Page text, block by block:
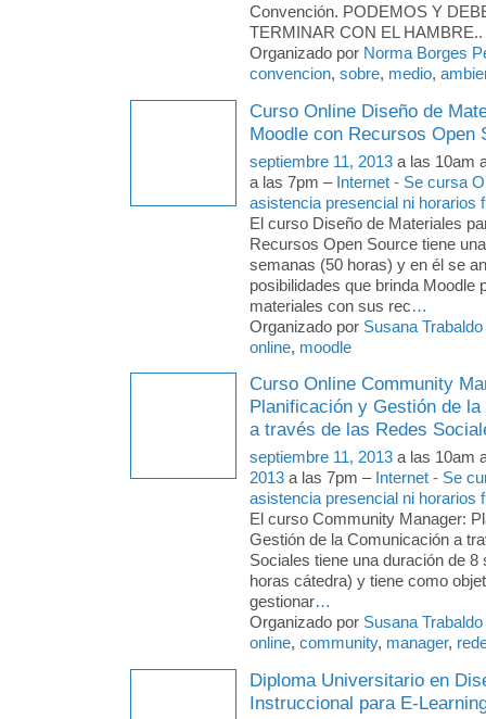
Convención. PODEMOS Y
TERMINAR CON EL HAMBRE..
Organizado por Norma Borges
convencion, sobre, medio,
Curso Online Diseño de
Moodle con Recursos Open
septiembre 11, 2013 a las 10am
a las 7pm – Internet - Se cursa
asistencia presencial ni horarios
El curso Diseño de Materiales
Recursos Open Source tiene
semanas (50 horas) y en él se
posibilidades que brinda Moodle
materiales con sus rec…
Organizado por Susana Trabaldo
online, moodle
Curso Online Community
Planificación y Gestión de
a través de las Redes
septiembre 11, 2013 a las 10am
2013 a las 7pm – Internet - Se
asistencia presencial ni horarios
El curso Community Manager:
Gestión de la Comunicación a
Sociales tiene una duración de 8
horas cátedra) y tiene como
gestionar…
Organizado por Susana Trabaldo
online, community, manager,
Diploma Universitario en
Instruccional para E-